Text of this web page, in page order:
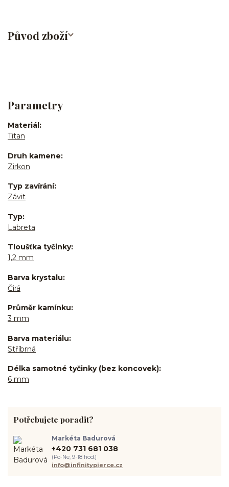
Původ zboží
Parametry
Materiál
Titan
Druh kamene
Zirkon
Typ zavírání
Závit
Typ
Labreta
Tloušťka tyčinky
1,2 mm
Barva krystalu
Čirá
Průměr kamínku
3 mm
Barva materiálu
Stříbrná
Délka samotné tyčinky (bez koncovek)
6 mm
Potřebujete poradit?
Markéta Badurová
+420 731 681 038
(Po-Ne, 9-18 hod.)
info@infinitypierce.cz